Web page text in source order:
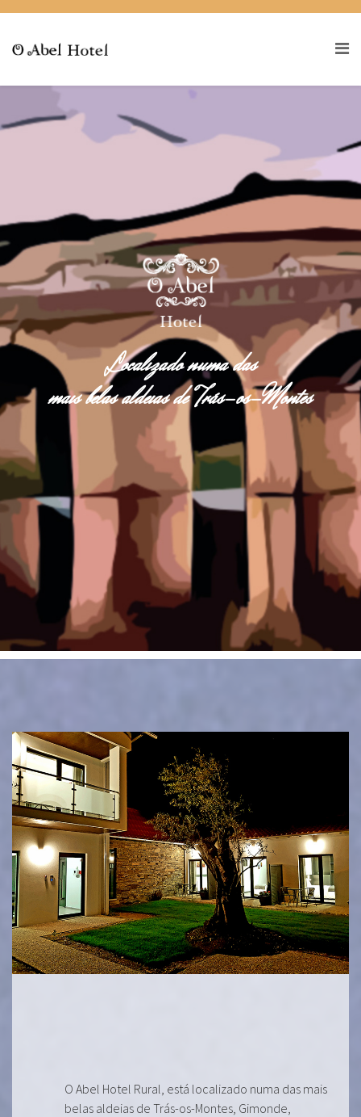
Localizado numa das
mais belas aldeias de Trás-os-Montes
O Abel Hotel Rural, está localizado numa das mais
belas aldeias de Trás-os-Montes, Gimonde,